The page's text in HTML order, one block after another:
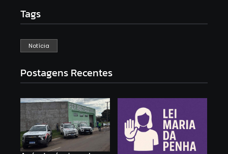
Tags
Notícia
Postagens Recentes